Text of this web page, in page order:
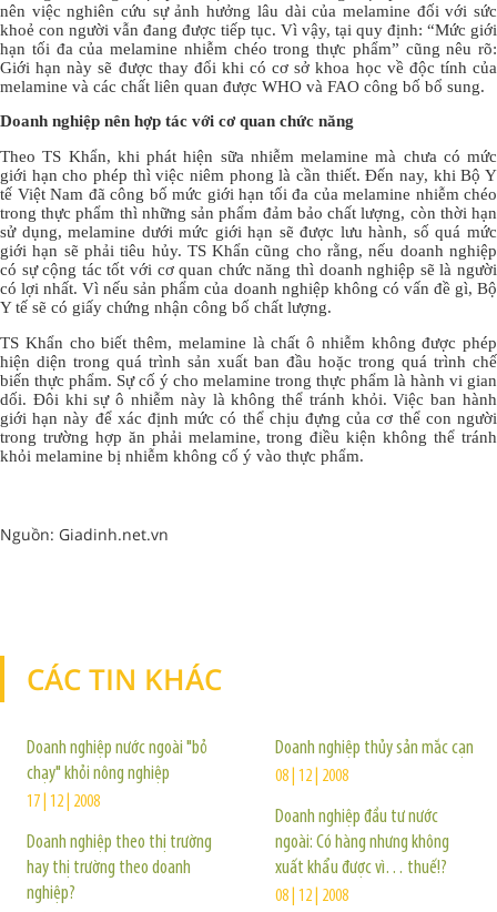
nên việc nghiên cứu sự ảnh hưởng lâu dài của melamine đối với sức
khoẻ con người vẫn đang được tiếp tục. Vì vậy, tại quy định: “Mức giới
hạn tối đa của melamine nhiễm chéo trong thực phẩm” cũng nêu rõ:
Giới hạn này sẽ được thay đổi khi có cơ sở khoa học về độc tính của
melamine và các chất liên quan được WHO và FAO công bố bổ sung.
Doanh nghiệp nên hợp tác với cơ quan chức năng
Theo TS Khẩn, khi phát hiện sữa nhiễm melamine mà chưa có mức
giới hạn cho phép thì việc niêm phong là cần thiết. Đến nay, khi Bộ Y
tế Việt Nam đã công bố mức giới hạn tối đa của melamine nhiễm chéo
trong thực phẩm thì những sản phẩm đảm bảo chất lượng, còn thời hạn
sử dụng, melamine dưới mức giới hạn sẽ được lưu hành, số quá mức
giới hạn sẽ phải tiêu hủy. TS Khẩn cũng cho rằng, nếu doanh nghiệp
có sự cộng tác tốt với cơ quan chức năng thì doanh nghiệp sẽ là người
có lợi nhất. Vì nếu sản phẩm của doanh nghiệp không có vấn đề gì, Bộ
Y tế sẽ có giấy chứng nhận công bố chất lượng.
TS Khẩn cho biết thêm, melamine là chất ô nhiễm không được phép
hiện diện trong quá trình sản xuất ban đầu hoặc trong quá trình chế
biến thực phẩm. Sự cố ý cho melamine trong thực phẩm là hành vi gian
dối. Đôi khi sự ô nhiễm này là không thể tránh khỏi. Việc ban hành
giới hạn này để xác định mức có thể chịu đựng của cơ thể con người
trong trường hợp ăn phải melamine, trong điều kiện không thể tránh
khỏi melamine bị nhiễm không cố ý vào thực phẩm.
Nguồn: Giadinh.net.vn
CÁC TIN KHÁC
Doanh nghiệp nước ngoài "bỏ
chạy" khỏi nông nghiệp
17 | 12 | 2008
Doanh nghiệp theo thị trường
hay thị trường theo doanh
nghiệp?
Doanh nghiệp thủy sản mắc cạn
08 | 12 | 2008
Doanh nghiệp đầu tư nước
ngoài: Có hàng nhưng không
xuất khẩu được vì… thuế!?
08 | 12 | 2008